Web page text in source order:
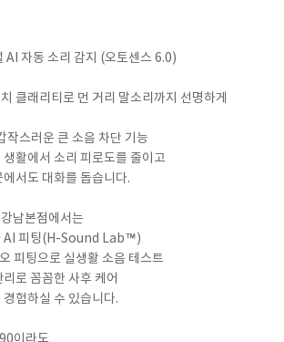
AI 자동 소리 감지 (오토센스 6.0)
클래리티로 먼 거리 말소리까지 선명하게
작스러운 큰 소음 차단 기능
생활에서 소리 피로도를 줄이고
서도 대화를 돕습니다.
남본점에서는
AI 피팅(H-Sound Lab™)
피팅으로 실생활 소음 테스트
로 꼼꼼한 사후 케어
험하실 수 있습니다.
개인정보 수집, 이용에 동의합니다.